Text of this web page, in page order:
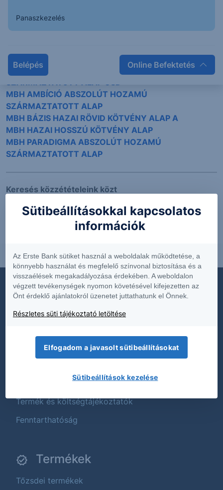
Panaszkezelés
Belépés Online Befektetés
MBH AKTÍV ALFA ABSZOLÚT HOZAMÚ
SZÁRMAZTATOTT ALAP EUR
MBH AKTÍV ALFA ABSZOLÚT HOZAMÚ
SZÁRMAZTATOTT ALAP USD
MBH AMBÍCIÓ ABSZOLÚT HOZAMÚ
SZÁRMAZTATOTT ALAP
MBH BÁZIS HAZAI RÖVID KÖTVÉNY ALAP A
MBH HAZAI HOSSZÚ KÖTVÉNY ALAP
MBH PARADIGMA ABSZOLÚT HOZAMÚ
SZÁRMAZTATOTT ALAP
Keresés közzétételeink közt
Hirdetmények
Üzletszabályzat
Termék és költségtájékoztatók
Fenntarthatóság
Termékek
Tőzsdei termékek
Sütibeállításokkal kapcsolatos
információk
Az Erste Bank sütiket használ a weboldalak működtetése, a
könnyebb használat és megfelelő színvonal biztosítása és a
visszaélések megakadályozása érdekében. A weboldalon
végzett tevékenységek nyomon követésével kifejezetten az
Önt érdeklő ajánlatokról üzenetet juttathatunk el Önnek.
Részletes süti tájékoztató letöltése
Elfogadom a javasolt sütibeállításokat
Sütibeállítások kezelése